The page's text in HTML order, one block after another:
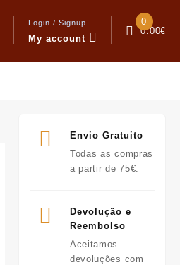
Login / Signup
My account
0
0.00€
Envio Gratuito
Todas as compras
a partir de 75€.
Devolução e
Reembolso
Aceitamos
devoluções com